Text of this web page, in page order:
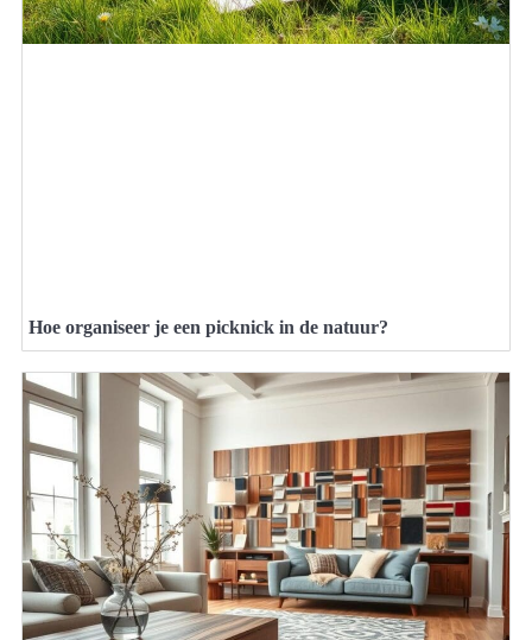
Hoe organiseer je een picknick in de natuur?